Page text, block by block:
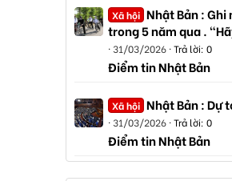
Xã hội Nhật Bản :
trong 5 năm qua .
31/03/2026 Trả lời: 0
Điểm tin Nhật Bản
Xã hội Nhật Bản : Dự
31/03/2026 Trả lời: 0
Điểm tin Nhật Bản